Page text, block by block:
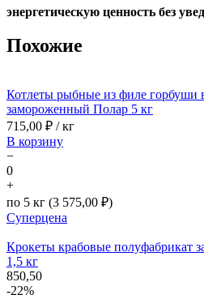
энергетическую ценность без
Похожие
Котлеты рыбные из филе горбуши
замороженный Полар 5 кг
715,00 ₽ / кг
В корзину
−
0
+
по 5 кг (3 575,00 ₽)
Суперцена
Крокеты крабовые полуфабрикат
1,5 кг
850,50
-22%